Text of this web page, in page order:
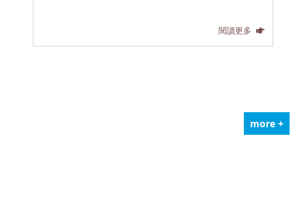
閱讀更多
more +